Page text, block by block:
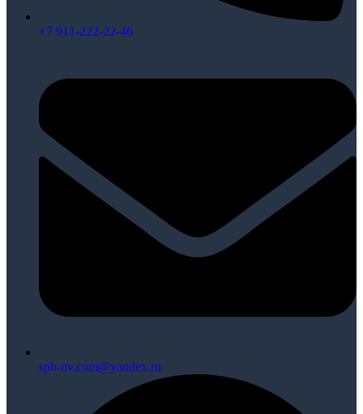
+7 911-222-22-46
spb-nv.com@yandex.ru